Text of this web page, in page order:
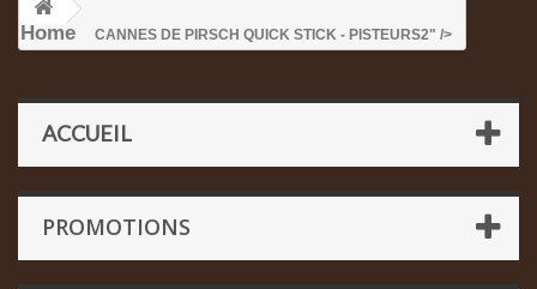
Home CANNES DE PIRSCH QUICK STICK - PISTEURS2" />
ACCUEIL
PROMOTIONS